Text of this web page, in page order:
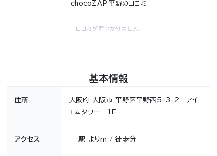
chocoZAP 平野の口コミ
口コミが見つかりません。
基本情報
住所
大阪府 大阪市 平野区平野西5-3-2 アイ
エムタワー 1F
アクセス 駅 よりm / 徒歩分